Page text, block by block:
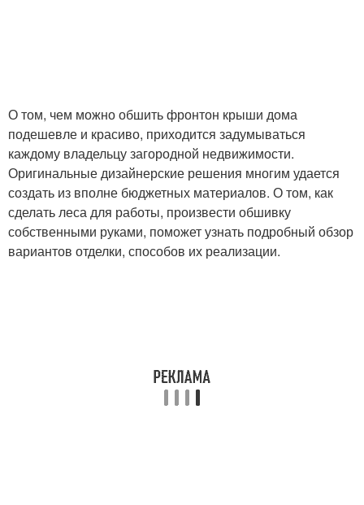
О том, чем можно обшить фронтон крыши дома
подешевле и красиво, приходится задумываться
каждому владельцу загородной недвижимости.
Оригинальные дизайнерские решения многим удается
создать из вполне бюджетных материалов. О том, как
сделать леса для работы, произвести обшивку
собственными руками, поможет узнать подробный обзор
вариантов отделки, способов их реализации.